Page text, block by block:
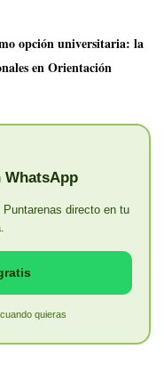
opción universitaria: la
en Orientación
WhatsApp
directo en tu
quieras